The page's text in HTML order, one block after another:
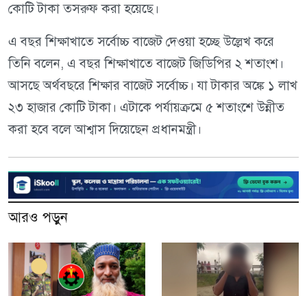
কোটি টাকা তসরুফ করা হয়েছে।
এ বছর শিক্ষাখাতে সর্বোচ্চ বাজেট দেওয়া হচ্ছে উল্লেখ করে
তিনি বলেন, এ বছর শিক্ষাখাতে বাজেট জিডিপির ২ শতাংশ।
আসছে অর্থবছরে শিক্ষার বাজেট সর্বোচ্চ। যা টাকার অঙ্কে ১ লাখ
২৩ হাজার কোটি টাকা। এটাকে পর্যায়ক্রমে ৫ শতাংশে উন্নীত
করা হবে বলে আশ্বাস দিয়েছেন প্রধানমন্ত্রী।
আরও পড়ুন